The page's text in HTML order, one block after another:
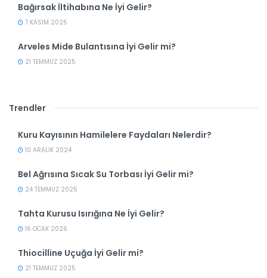
Bağırsak İltihabına Ne İyi Gelir?
7 KASIM 2025
Arveles Mide Bulantısına İyi Gelir mi?
21 TEMMUZ 2025
Trendler
Kuru Kayısının Hamilelere Faydaları Nelerdir?
10 ARALIK 2024
Bel Ağrısına Sıcak Su Torbası İyi Gelir mi?
24 TEMMUZ 2025
Tahta Kurusu Isırığına Ne İyi Gelir?
16 OCAK 2026
Thiocilline Uçuğa İyi Gelir mi?
21 TEMMUZ 2025